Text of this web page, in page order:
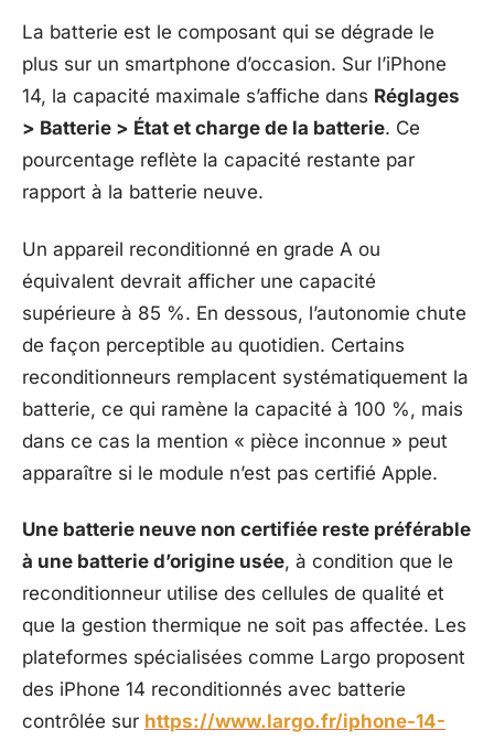
La batterie est le composant qui se dégrade le
plus sur un smartphone d’occasion. Sur l’iPhone
14, la capacité maximale s’affiche dans Réglages
> Batterie > État et charge de la batterie. Ce
pourcentage reflète la capacité restante par
rapport à la batterie neuve.
Un appareil reconditionné en grade A ou
équivalent devrait afficher une capacité
supérieure à 85 %. En dessous, l’autonomie chute
de façon perceptible au quotidien. Certains
reconditionneurs remplacent systématiquement la
batterie, ce qui ramène la capacité à 100 %, mais
dans ce cas la mention « pièce inconnue » peut
apparaître si le module n’est pas certifié Apple.
Une batterie neuve non certifiée reste préférable
à une batterie d’origine usée, à condition que le
reconditionneur utilise des cellules de qualité et
que la gestion thermique ne soit pas affectée. Les
plateformes spécialisées comme Largo proposent
des iPhone 14 reconditionnés avec batterie
contrôlée sur https://www.largo.fr/iphone-14-